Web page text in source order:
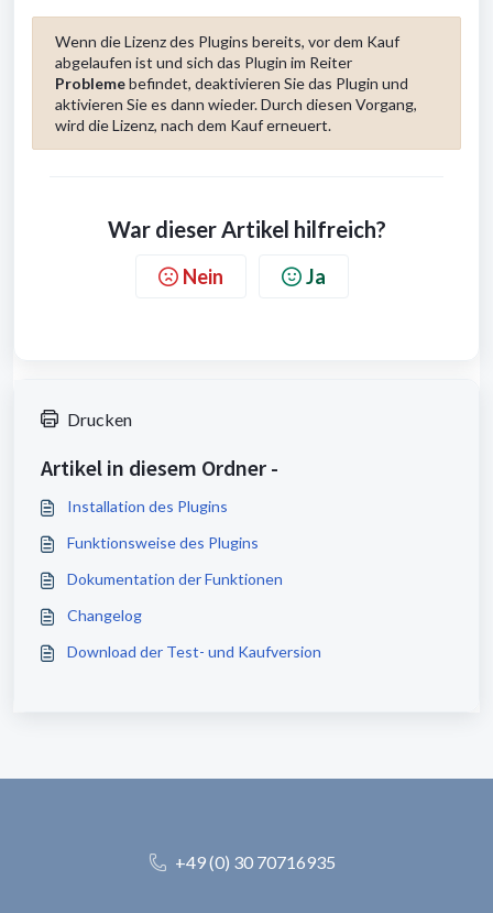
Wenn die Lizenz des Plugins bereits, vor dem Kauf
abgelaufen ist und sich das Plugin im Reiter
Problemebefindet, deaktivieren Sie das Plugin und
aktivieren Sie es dann wieder. Durch diesen Vorgang,
wird die Lizenz, nach dem Kauf erneuert.
War dieser Artikel hilfreich?
Nein Ja
Drucken
Artikel in diesem Ordner -
Installation des Plugins
Funktionsweise des Plugins
Dokumentation der Funktionen
Changelog
Download der Test- und Kaufversion
+49 (0) 30 70716935